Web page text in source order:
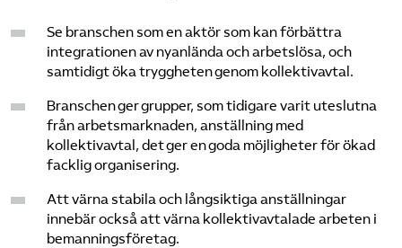
Se branschen som en aktör som kan förbättra
integrationen av nyanlända och arbetslösa, och
samtidigt öka tryggheten genom kollektivavtal.
Branschen ger grupper, som tidigare varit uteslutna
från arbetsmarknaden, anställning med
kollektivavtal, det ger en goda möjligheter för ökad
facklig organisering.
Att värna stabila och långsiktiga anställningar
innebär också att värna kollektivavtalade arbeten i
bemanningsföretag.